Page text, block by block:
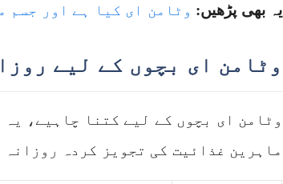
یہ بھی پڑھیں: وٹامن ای کیا ہے اور جسم
وٹامن ای بچوں کے لیے
وٹامن ای بچوں کے لیے کتنا چاہیے،
ماہرین غذائیت کی تجویز کردہ